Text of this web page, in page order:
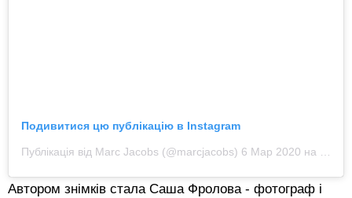
Подивитися цю публікацію в Instagram
Публікація від Marc Jacobs (@marcjacobs) 6 Мар 2020 на 2:17 PST
Автором знімків стала Саша Фролова - фотограф і